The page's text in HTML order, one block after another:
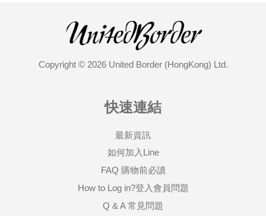
Copyright © 2026 United Border (HongKong) Ltd.
快速連結
最新資訊
如何加入Line
FAQ 購物前必讀
How to Log in?登入會員問題
Q & A 常見問題